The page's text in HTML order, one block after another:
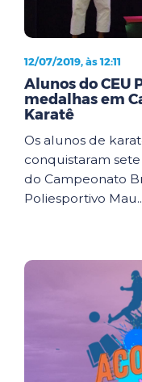
12/07/2019, às 12:11
Alunos do CEU
medalhas em
Karatê
Os alunos de
conquistaram
do Campeonato
Poliesportivo